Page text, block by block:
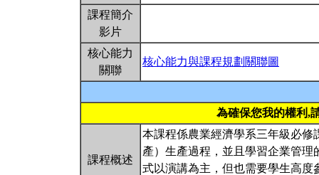
課程簡介
影片
核心能力
關聯
核心能力與課程規劃關聯圖
為確保您我的權利,
課程概述
本課程係農業經濟學系三年級必
產）生產過程，並且學習企業管
式以演講為主，但也需要學生高